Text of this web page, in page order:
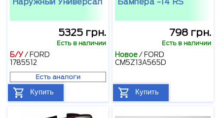
5325 грн.
Есть в наличии
Б/У/ FORD
1785512
Есть аналоги
Купить
798 грн.
Есть в наличии
Новое/ FORD
CM5Z13A565D
Купить